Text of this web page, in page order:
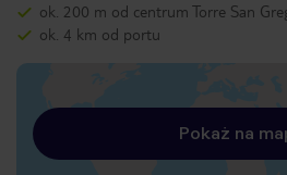
ok. 200 m od centrum Torre San
ok. 4 km od portu
Pokaż na